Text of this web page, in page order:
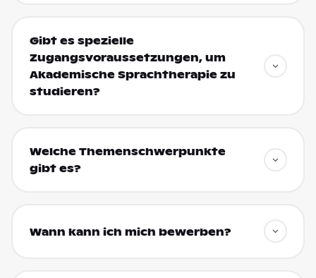
Gibt es spezielle
Zugangsvoraussetzungen, um
Akademische Sprachtherapie zu
studieren?
Welche Themenschwerpunkte
gibt es?
Wann kann ich mich bewerben?